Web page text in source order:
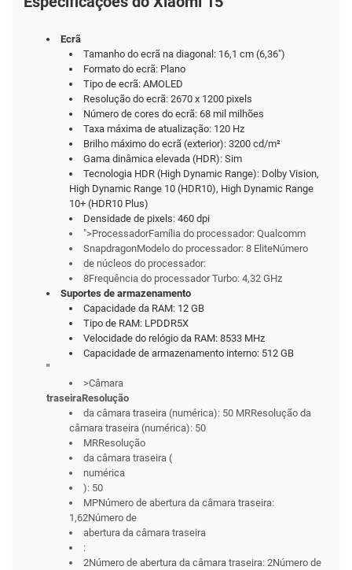
Ecrã
Tamanho do ecrã na diagonal: 16,1 cm (6,36")
Formato do ecrã: Plano
Tipo de ecrã: AMOLED
Resolução do ecrã: 2670 x 1200 pixels
Número de cores do ecrã: 68 mil milhões
Taxa máxima de atualização: 120 Hz
Brilho máximo do ecrã (exterior): 3200 cd/m²
Gama dinâmica elevada (HDR): Sim
Tecnologia HDR (High Dynamic Range): Dolby Vision,
High Dynamic Range 10 (HDR10), High Dynamic Range
10+ (HDR10 Plus)
Densidade de pixels: 460 dpi
">ProcessadorFamília do processador: Qualcomm
SnapdragonModelo do processador: 8 EliteNúmero
de núcleos do processador:
8Frequência do processador Turbo: 4,32 GHz
Suportes de armazenamento
Capacidade da RAM: 12 GB
Tipo de RAM: LPDDR5X
Velocidade do relógio da RAM: 8533 MHz
Capacidade de armazenamento interno: 512 GB
"
>Câmara
traseiraResolução
da câmara traseira (numérica): 50 MRResolução da
câmara traseira (numérica): 50
MRResolução
da câmara traseira (
numérica
): 50
MPNúmero de abertura da câmara traseira:
1,62Número de
abertura da câmara traseira
:
2Número de abertura da câmara traseira: 2Número de